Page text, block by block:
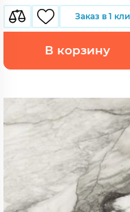
Заказ в 1
В корзину